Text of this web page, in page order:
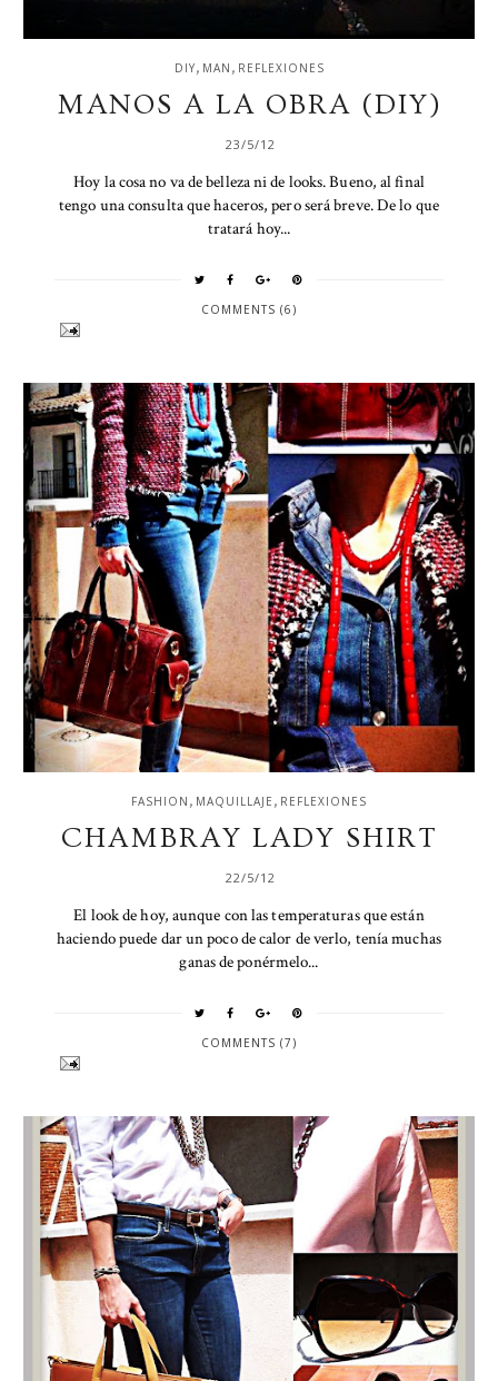
DIY, MAN , REFLEXIONES
MANOS A LA OBRA (DIY)
23/5/12
Hoy la cosa no va de belleza ni de looks. Bueno, al final
tengo una consulta que haceros, pero será breve. De lo que
tratará hoy...
COMMENTS (6)
FASHION , MAQUILLAJE , REFLEXIONES
CHAMBRAY LADY SHIRT
22/5/12
El look de hoy, aunque con las temperaturas que están
haciendo puede dar un poco de calor de verlo, tenía muchas
ganas de ponérmelo...
COMMENTS (7)